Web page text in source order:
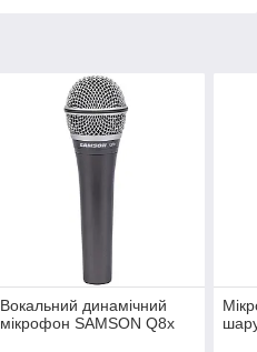
Вокальний динамічний
мікрофон SAMSON Q8x